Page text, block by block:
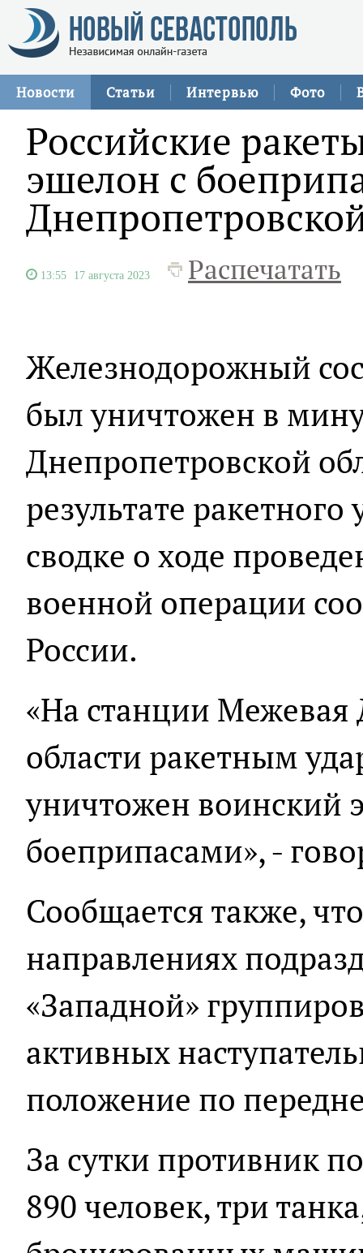
Новости Статьи Интервью Фото
Российские
эшелон с
13:55 17 августа 2023 Распечатать
Железнодорожный
был уничтожен в
Днепропетровской
результате
сводке о ходе
военной операции
России.
«На станции Межевая
области ракетным
уничтожен воинский
боеприпасами», -
Сообщается также,
направлениях
«Западной»
активных
положение по
За сутки противник
890 человек, три